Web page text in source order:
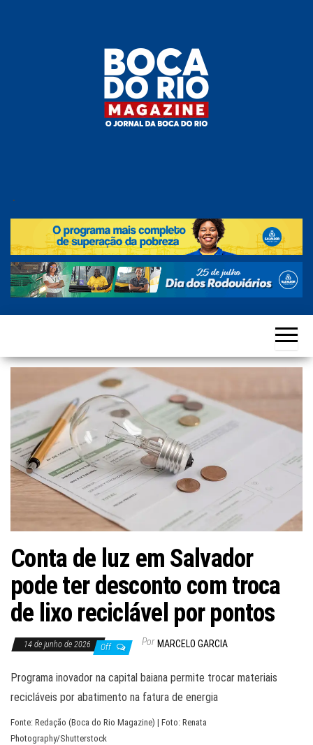
Magazine
do Rio
e
região!
.
Conta de luz em Salvador
pode ter desconto com troca
de lixo reciclável por pontos
14 de junho de 2026 Off Por MARCELO GARCIA
Programa inovador na capital baiana permite trocar materiais
recicláveis por abatimento na fatura de energia
Fonte: Redação (Boca do Rio Magazine) | Foto: Renata
Photography/Shutterstock